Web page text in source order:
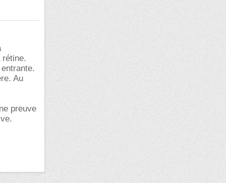
rétine.
Au
preuve